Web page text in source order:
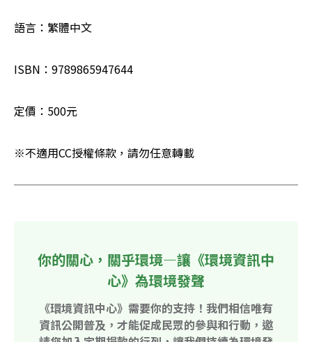
語言：繁體中文
ISBN：9789865947644
定價：500元
※不適用CC授權條款，請勿任意轉載
你的關心，關乎環境—讓《環境資訊中
心》為環境發聲
《環境資訊中心》需要你的支持！我們相信唯有
資訊公開普及，才能促成民眾的參與和行動，邀